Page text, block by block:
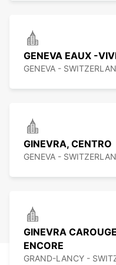
GENEVA EAUX -
GENEVA -
GINEVRA, CENTRO
GENEVA -
GINEVRA
ENCORE
GRAND-LANCY -